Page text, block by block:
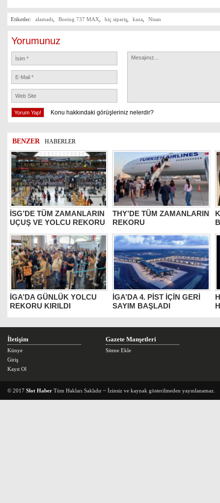
Etiketler: alamadı Boeing 737 MAX hiç sipariş kaza Nisan
Yorumunuz
Konu hakkındaki görüşleriniz nelerdir?
BENZER HABERLER
İSG’DE TÜM ZAMANLARIN
UÇUŞ VE YOLCU REKORU
THY’DE TÜM ZAMANLARIN
REKORU
İGA’DA GÜNLÜK YOLCU
REKORU KIRILDI
İGA’DA 4. PİST İÇİN GERİ
SAYIM BAŞLADI
İletişim
Künye
Giriş
Kayıt Ol
Gazete Manşetleri
Sitene Ekle
© 2017 Slot Haber Tüm Hakları Saklıdır ~ İzinsiz ve kaynak gösterilmeden yayınlanamaz.